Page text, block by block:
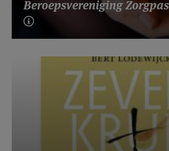
Beroepsvereniging